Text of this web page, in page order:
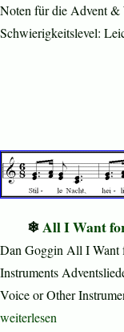
Noten für die Advent &
Schwierigkeitslevel:
All I Want
Dan Goggin All I Want
Instruments
Voice or Other
„All I Want for
weiterlesen